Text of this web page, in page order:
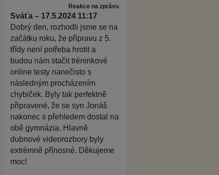
Reakce na zprávu
Sváťa – 17.5.2024 11:17
Dobrý den, rozhodli jsme se na
začátku roku, že přípravu z 5.
třídy není potřeba hrotit a
budou nám stačit tréninkové
online testy nanečisto s
následným procházením
chybiček. Byly tak perfektně
připravené, že se syn Jonáš
nakonec s přehledem dostal na
obě gymnázia. Hlavně
dubnové videorozbory byly
extrémně přínosné. Děkujeme
moc!